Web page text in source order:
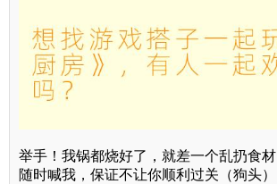
举手！我锅都烧好了，就差一个乱扔食
随时喊我，保证不让你顺利过关（狗头）